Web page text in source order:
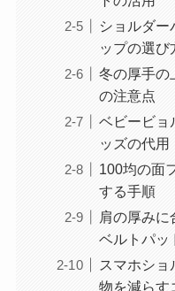
ショルダー
ップの選び
冬の厚手の
の注意点
ベビービョ
ッズの代用
100均の面
する手順
肩の厚み
ベルトパッ
スマホシ
物を減らす